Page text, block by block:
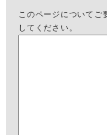
このページについてご
してください。